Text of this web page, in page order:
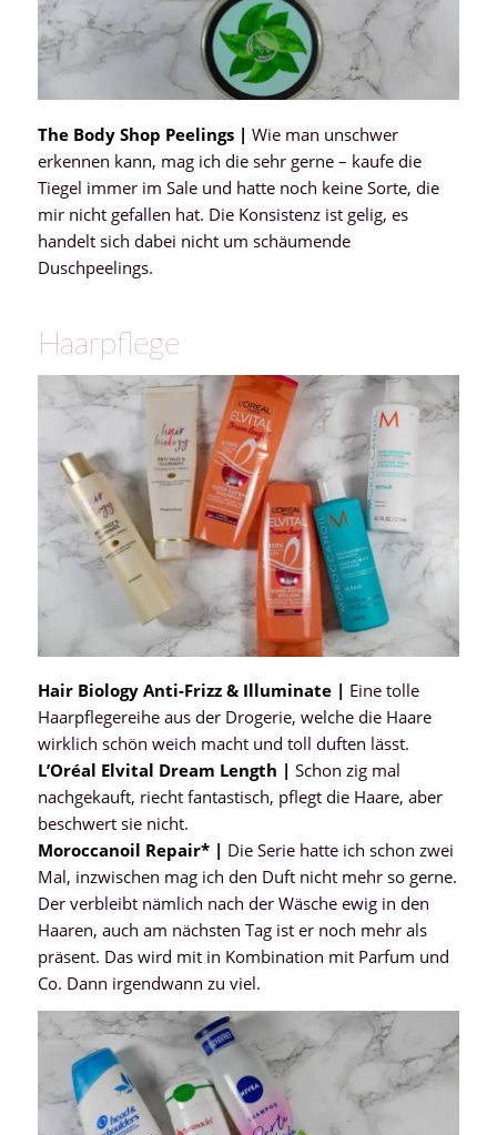
The Body Shop Peelings | Wie man unschwer
erkennen kann, mag ich die sehr gerne – kaufe die
Tiegel immer im Sale und hatte noch keine Sorte, die
mir nicht gefallen hat. Die Konsistenz ist gelig, es
handelt sich dabei nicht um schäumende
Duschpeelings.
Haarpflege
Hair Biology Anti-Frizz & Illuminate | Eine tolle
Haarpflegereihe aus der Drogerie, welche die Haare
wirklich schön weich macht und toll duften lässt.
L’Oréal Elvital Dream Length | Schon zig mal
nachgekauft, riecht fantastisch, pflegt die Haare, aber
beschwert sie nicht.
Moroccanoil Repair* | Die Serie hatte ich schon zwei
Mal, inzwischen mag ich den Duft nicht mehr so gerne.
Der verbleibt nämlich nach der Wäsche ewig in den
Haaren, auch am nächsten Tag ist er noch mehr als
präsent. Das wird mit in Kombination mit Parfum und
Co. Dann irgendwann zu viel.